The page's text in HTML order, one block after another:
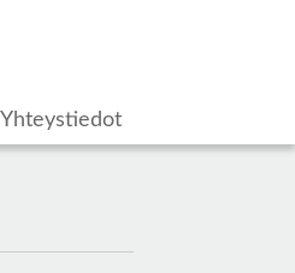
Yhteystiedot